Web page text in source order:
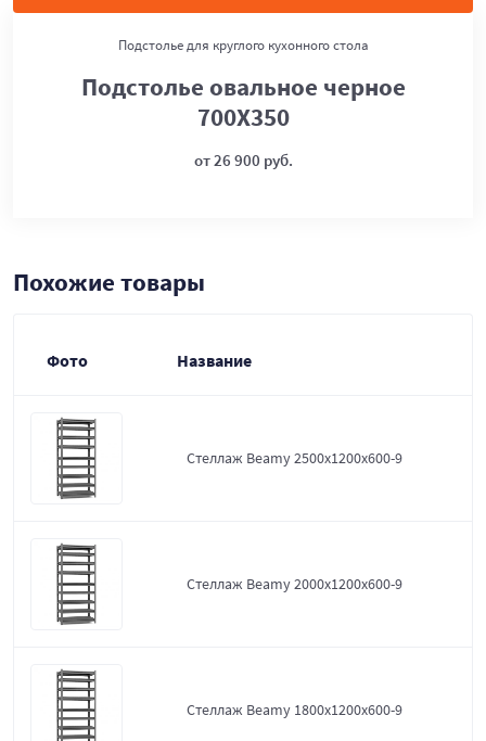
Подстолье для круглого кухонного стола
Подстолье овальное черное
700Х350
от 26 900 руб.
Похожие товары
Фото Название
Стеллаж Beamy 2500x1200x600-9
Стеллаж Beamy 2000x1200x600-9
Стеллаж Beamy 1800x1200x600-9